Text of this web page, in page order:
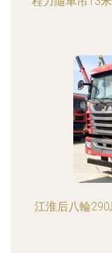
江淮后八輪